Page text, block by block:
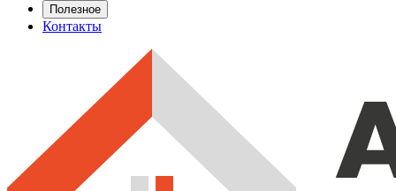
Полезное
Контакты